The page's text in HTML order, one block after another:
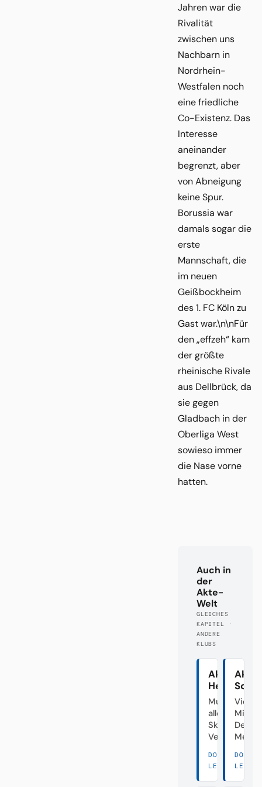
Jahren war die
Rivalität
zwischen uns
Nachbarn in
Nordrhein-
Westfalen noch
eine friedliche
Co-Existenz. Das
Interesse
aneinander
begrenzt, aber
von Abneigung
keine Spur.
Borussia war
damals sogar die
erste
Mannschaft, die
im neuen
Geißbockheim
des 1. FC Köln zu
Gast war.\n\nFür
den „effzeh“ kam
der größte
rheinische Rivale
aus Dellbrück, da
sie gegen
Gladbach in der
Oberliga West
sowieso immer
die Nase vorne
hatten.
Auch in
der
Akte-
Welt
GLEICHES
KAPITEL ·
ANDERE
KLUBS
Akte
Hertha
Mutter
aller
Skandal-
Vereine
DORT
LESEN →
Akte
Vier
DORT
LESEN